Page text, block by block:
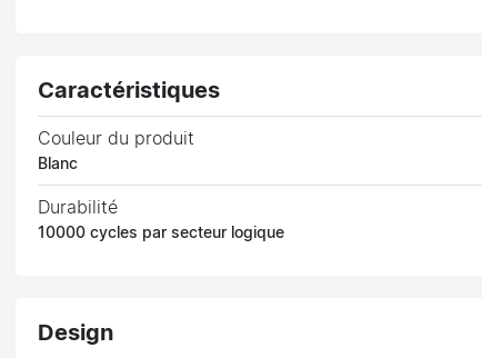
Caractéristiques
Couleur du produit
Blanc
Durabilité
10000 cycles par secteur logique
Design